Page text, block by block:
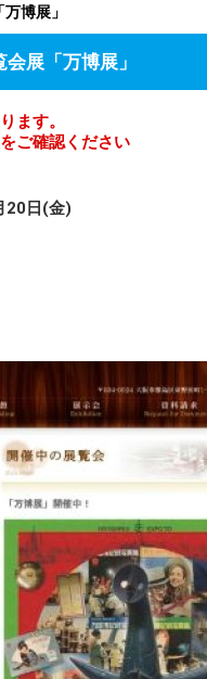
博展」
展「万博展」
ます。
ご確認ください
20日(金)